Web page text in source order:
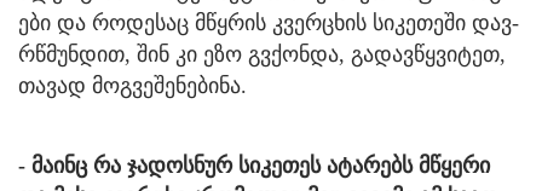
ე­ბი და რო­დე­საც მწყრის კვერ­ცხის სი­კე­თე­ში დავ­
რწმუნ­დით, შინ კი ეზო გვქონ­და, გა­დავ­წყვი­ტეთ,
თა­ვად მოგ­ვე­შე­ნე­ბი­ნა.
- მა­ინც რა ჯა­დოს­ნურ სი­კე­თეს ატა­რებს მწყე­რი